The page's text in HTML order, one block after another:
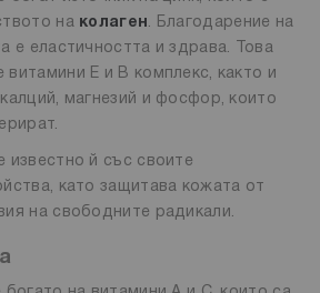
на колаген . Благодарение на
е еластичността и здрава. Това
E и B комплекс, както и
магнезий и фосфор, които
известно й със своите
като защитава кожата от
на свободните радикали.